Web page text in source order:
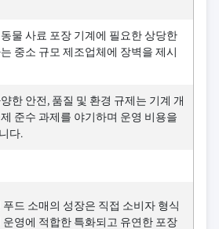
물 사료 포장 기계에 필요한 상당한
중소 규모 제조업체에 장벽을 제시
한 안전, 품질 및 환경 규제는 기계 개
준수 과제를 야기하며 운영 비용을
다.
푸드 소매의 성장은 직접 소비자 형식
운영에 적합한 특화되고 유연한 포장